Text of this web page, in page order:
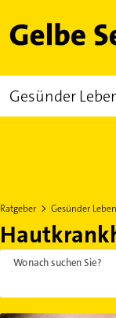
Gelbe
Gesünder
Ratgeber Gesünder Leben
Wonach suchen Sie?